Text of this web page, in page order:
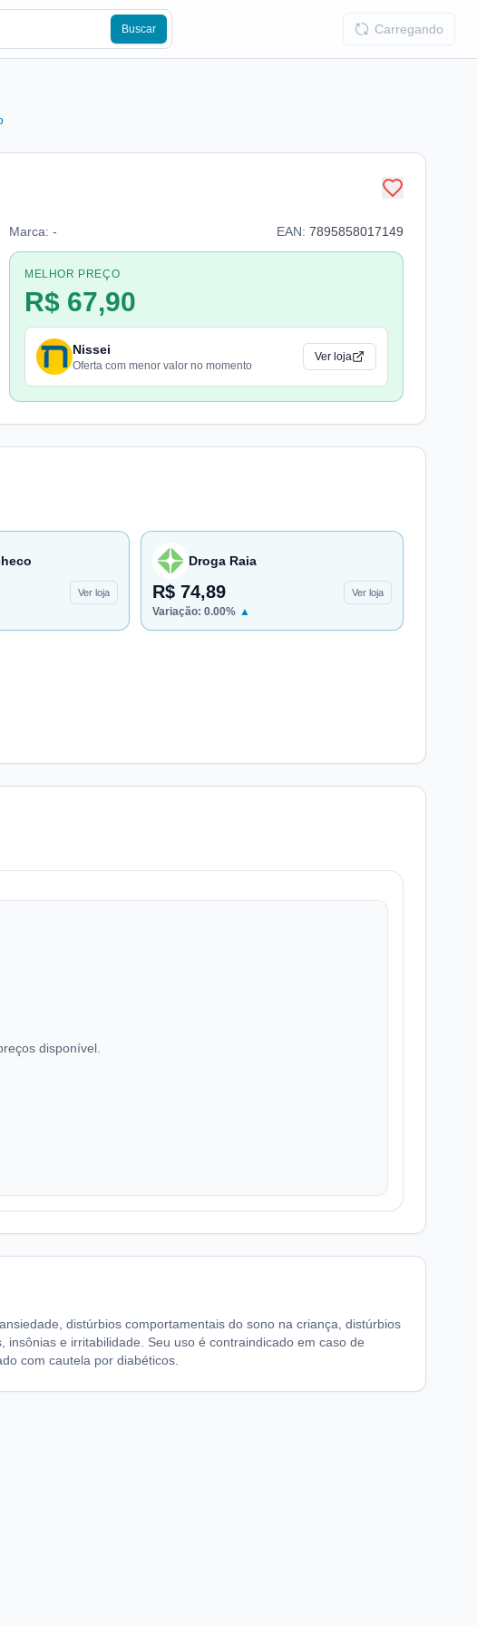
Buscar Carregando
Marca: - EAN: 7895858017149
MELHOR PREÇO
R$ 67,90
Nissei
Oferta com menor valor no momento
Ver loja
Ver loja
Droga Raia
R$ 74,89 Ver loja
Variação: 0.00% ▲
disponível.
distúrbios comportamentais do sono na criança, distúrbios
e irritabilidade. Seu uso é contraindicado em caso de
com cautela por diabéticos.